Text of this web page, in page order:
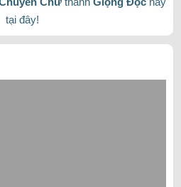
tại đây!